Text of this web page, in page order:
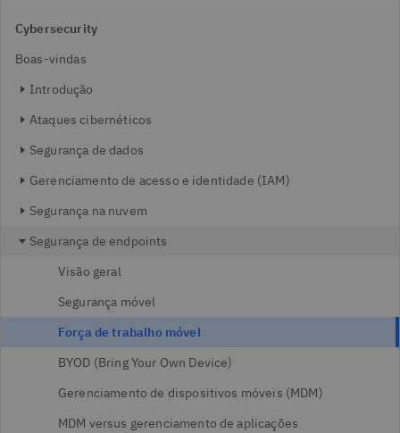
Cybersecurity
Boas-vindas
Introdução
Ataques cibernéticos
Segurança de dados
Gerenciamento de acesso e identidade (IAM)
Segurança na nuvem
Segurança de endpoints
Visão geral
Segurança móvel
Força de trabalho móvel
BYOD (Bring Your Own Device)
Gerenciamento de dispositivos móveis (MDM)
MDM versus gerenciamento de aplicações